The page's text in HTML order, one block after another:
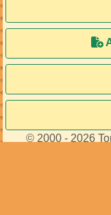
© 2000 - 2026